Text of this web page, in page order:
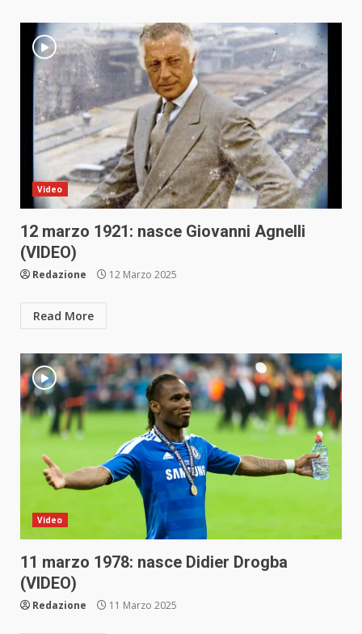
Video
12 marzo 1921: nasce Giovanni Agnelli
(VIDEO)
Redazione 12 Marzo 2025
Read More
Video
11 marzo 1978: nasce Didier Drogba
(VIDEO)
Redazione 11 Marzo 2025